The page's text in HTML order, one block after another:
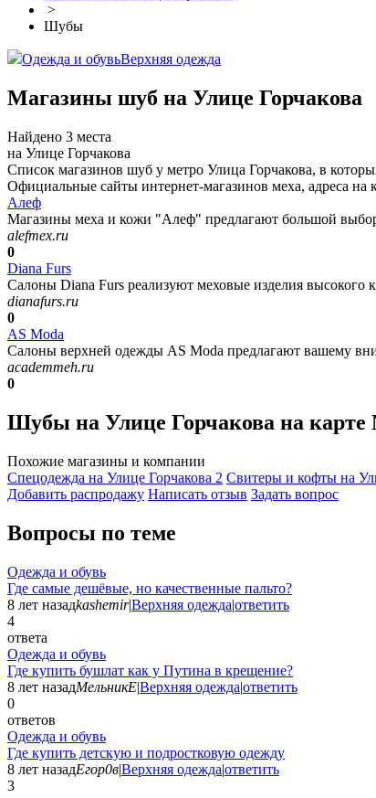
>
Шубы
Одежда и обувьВерхняя одежда
Магазины шуб на Улице Горчакова
Найдено 3 места
на Улице Горчакова
Список магазинов шуб у метро Улица Горчакова, в
Официальные сайты интернет-магазинов меха, адреса
Алеф
Магазины меха и кожи "Алеф" предлагают большой
alefmex.ru
0
Diana Furs
Салоны Diana Furs реализуют меховые изделия
dianafurs.ru
0
AS Moda
Салоны верхней одежды AS Moda предлагают вашему
academmeh.ru
0
Шубы на Улице Горчакова на
Похожие магазины и компании
Спецодежда на Улице Горчакова 2 Свитеры и кофты на
Добавить раcпродажу Написать отзыв Задать вопрос
Вопросы по теме
Одежда и обувь
Где самые дешёвые, но качественные пальто?
8 лет назадkashemir|Верхняя одежда|ответить
4
ответа
Одежда и обувь
Где купить бушлат как у Путина в крещение?
8 лет назадМельникЕ|Верхняя одежда|ответить
0
ответов
Одежда и обувь
Где купить детскую и подростковую одежду
8 лет назадЕгор0в|Верхняя одежда|ответить
3